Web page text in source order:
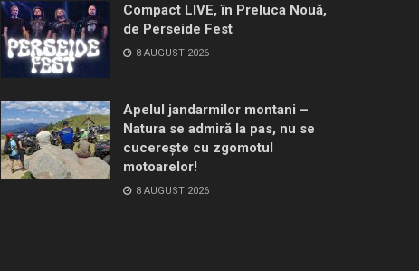
Compact LIVE, în Preluca Nouă,
de Perseide Fest
8 AUGUST 2026
Apelul jandarmilor montani –
Natura se admiră la pas, nu se
cucerește cu zgomotul
motoarelor!
8 AUGUST 2026